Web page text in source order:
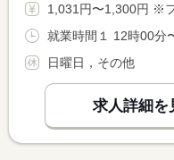
1,031円〜1,300円 ※フルタイム求人の場合
日曜日，その他
求人詳細を